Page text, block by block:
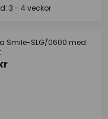
3 - 4 veckor
Smile-SLG/0600 med